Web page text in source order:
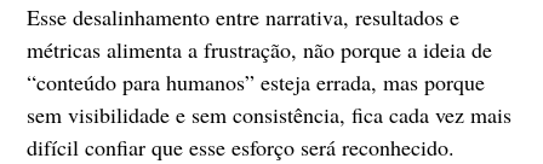
Esse desalinhamento entre narrativa, resultados e
métricas alimenta a frustração, não porque a ideia de
“conteúdo para humanos” esteja errada, mas porque
sem visibilidade e sem consistência, fica cada vez mais
difícil confiar que esse esforço será reconhecido.